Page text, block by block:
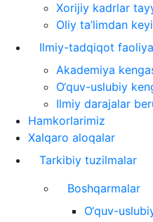
Xorijiy kadrlar
Oliy ta’limdan
Ilmiy-tadqiqot
Akademiya
O‘quv-uslubiy
Ilmiy darajalar
Hamkorlarimiz
Xalqaro aloqalar
Tarkibiy tuzilmalar
Boshqarmalar
O‘quv-